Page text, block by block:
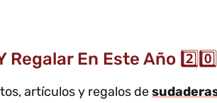
En Este Año
artículos y regalos de